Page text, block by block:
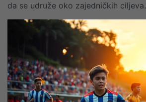
da se udruže oko zajedničkih ciljeva.